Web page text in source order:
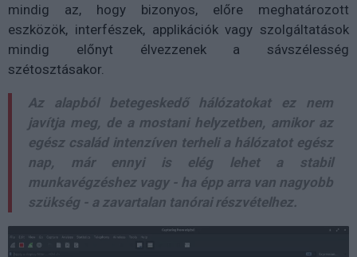
mindig az, hogy bizonyos, előre meghatározott
eszközök, interfészek, applikációk vagy szolgáltatások
mindig előnyt élvezzenek a sávszélesség
szétosztásakor.
Az alapból betegeskedő hálózatokat ez nem
javítja meg, de a mostani helyzetben, amikor az
egész család intenzíven terheli a hálózatot egész
nap, már ennyi is elég lehet a stabil
munkavégzéshez vagy - ha épp arra van nagyobb
szükség - a zavartalan tanórai részvételhez.